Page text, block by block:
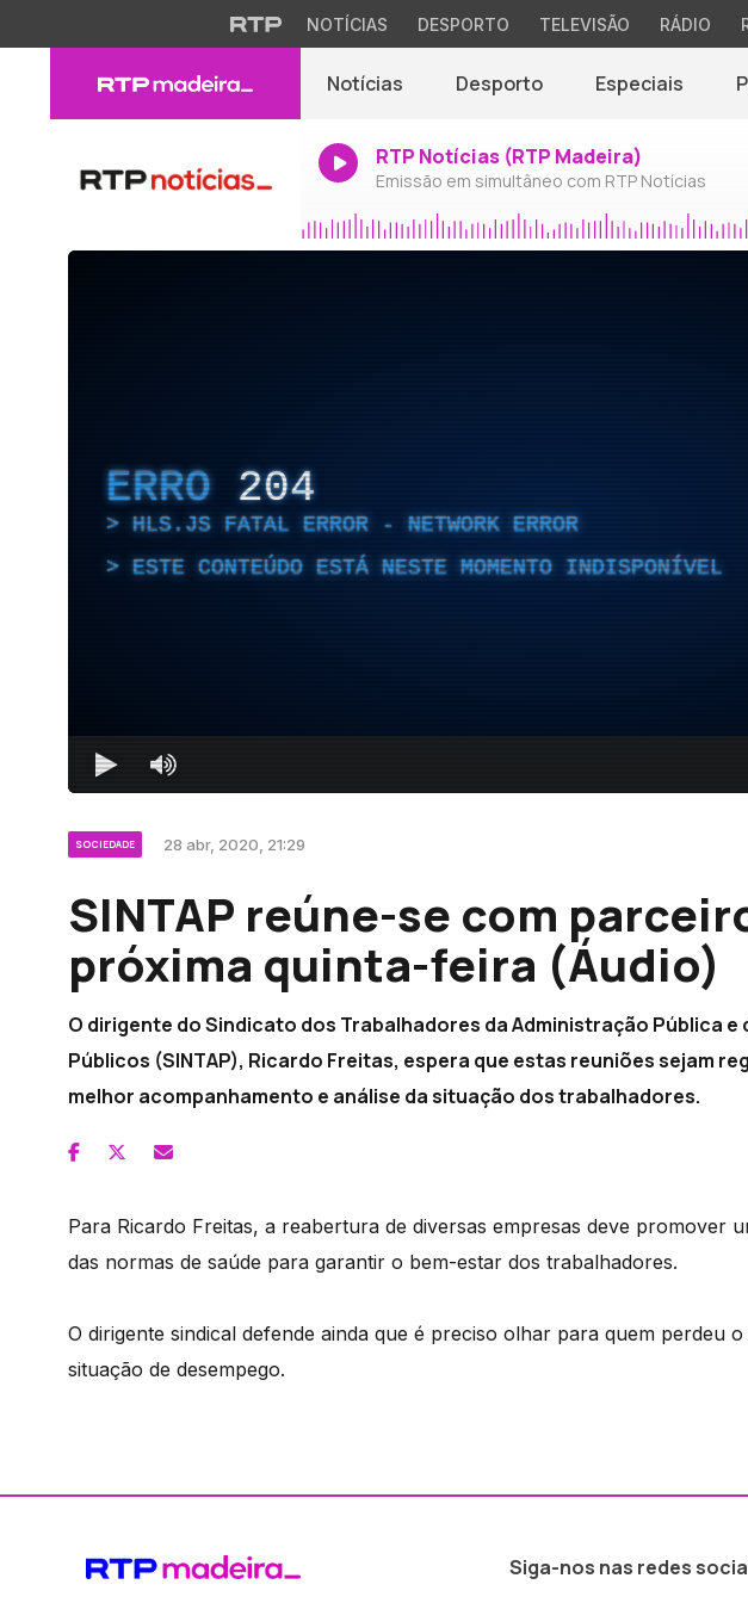
NOTÍCIAS DESPORTO TELEVISÃO RÁDIO
Notícias Desporto Especiais
RTP Notícias (RTP Madeira)
Emissão em simultâneo com RTP Notícias
ERRO 204
HLS.JS FATAL ERROR - NETWORK ERROR
ESTE CONTEÚDO ESTÁ NESTE MOMENTO INDISPONÍVEL
SOCIEDADE 28 abr, 2020, 21:29
SINTAP reúne-se com
próxima quinta-feira (Áudio)
O dirigente do Sindicato dos Trabalhadores da Administração Pública e
Públicos (SINTAP), Ricardo Freitas, espera que estas reuniões sejam
melhor acompanhamento e análise da situação dos trabalhadores.
Para Ricardo Freitas, a reabertura de diversas empresas deve promover
das normas de saúde para garantir o bem-estar dos trabalhadores.
O dirigente sindical defende ainda que é preciso olhar para quem perdeu
situação de desempego.
Siga-nos nas redes